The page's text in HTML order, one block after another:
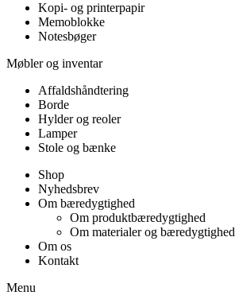
Kopi- og printerpapir
Memoblokke
Notesbøger
Møbler og inventar
Affaldshåndtering
Borde
Hylder og reoler
Lamper
Stole og bænke
Shop
Nyhedsbrev
Om bæredygtighed
Om produktbæredygtighed
Om materialer og bæredygtighed
Om os
Kontakt
Menu